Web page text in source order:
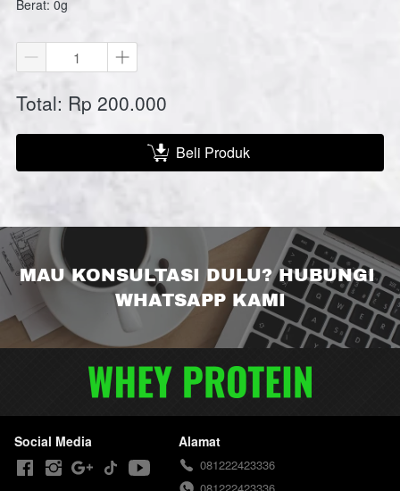
Berat: 0g
Total: Rp 200.000
` Beli Produk
MAU KONSULTASI DULU? HUBUNGI
WHATSAPP KAMI
Social Media Alamat
081222423336
081222423336